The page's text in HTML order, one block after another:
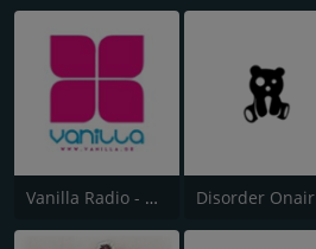
Vanilla Radio - Deep Flavors Disorder Onair